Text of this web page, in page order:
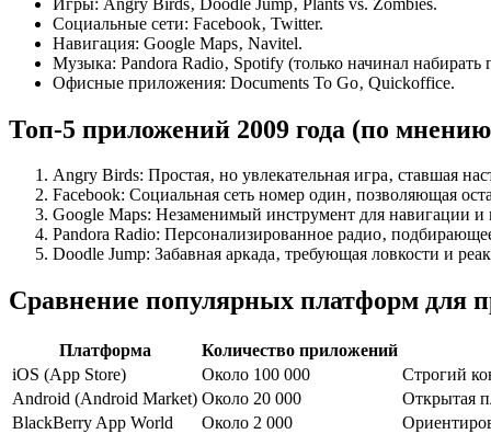
Социальные сети: Facebook‚ Twitter.
Навигация: Google Maps‚ Navitel.
Музыка: Pandora Radio‚ Spotify (только начинал набирать
Офисные приложения: Documents To Go‚ Quickoffice.
Топ-5 приложений 2009 года (по мнению
Angry Birds: Простая‚ но увлекательная игра‚ ставшая
Facebook: Социальная сеть номер один‚ позволяющая
Google Maps: Незаменимый инструмент для навигации и
Pandora Radio: Персонализированное радио‚
Doodle Jump: Забавная аркада‚ требующая ловкости и
Сравнение популярных платформ для
Платформа Количество приложений
iOS (App Store)
Около 100 000 Строгий
Android (Android Market) Около 20 000 Открытая
BlackBerry App World
Около 2 000